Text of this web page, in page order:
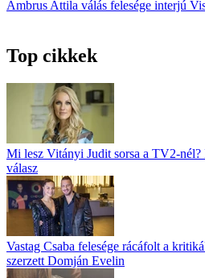
Ambrus Attila válás felesége interjú
Top cikkek
Mi lesz Vitányi Judit sorsa a TV2-nél?
válasz
Vastag Csaba felesége rácáfolt a
szerzett Domján Evelin